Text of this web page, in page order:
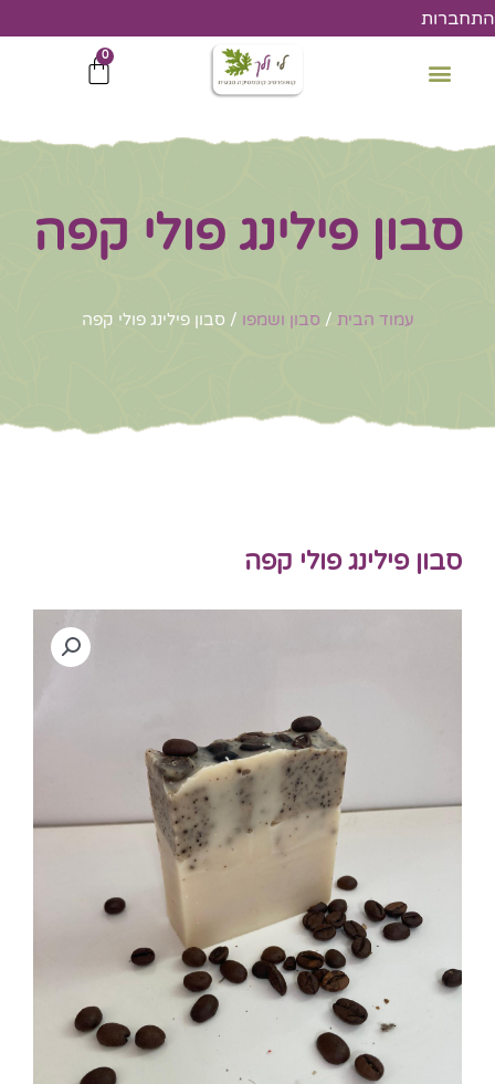
דילוג
לתוכן
התחברות
0
עגלת
סבון פילינג פולי קפה
עמוד הבית / סבון ושמפו / סבון פילינג פולי קפה
סבון פילינג פולי קפה